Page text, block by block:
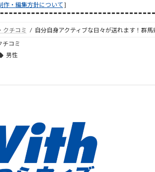
作・編集方針について ]
クチコミ 自分自身アクティブな日々が送れます！群馬
チコミ
男性